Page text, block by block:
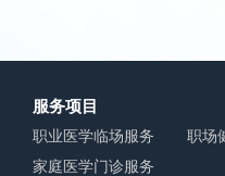
服务项目
职业医学临场服务
职场
家庭医学门诊服务